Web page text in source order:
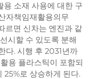
용 소재 사용에 대한 구
자책임재활용의무
르면 신차는 엔진과 같
시할 수 있도록 분해
다. 시행 후 2031년까
용 플라스틱이 포함되
25%로 상승하게 된다.